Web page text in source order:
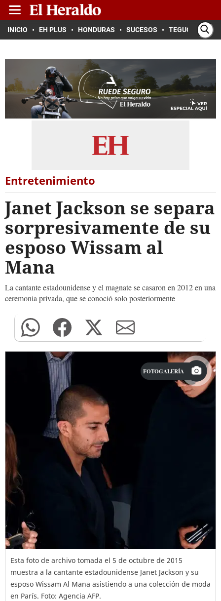
INICIO EH PLUS HONDURAS SUCESOS TEGUCIGALPA
Entretenimiento
Janet Jackson se separa
sorpresivamente de su
esposo Wissam al
Mana
La cantante estadounidense y el magnate se casaron en 2012 en una
ceremonia privada, que se conoció solo posteriormente
FOTOGALERÍA
Esta foto de archivo tomada el 5 de octubre de 2015
muestra a la cantante estadounidense Janet Jackson y su
esposo Wissam Al Mana asistiendo a una colección de moda
en París. Foto: Agencia AFP.